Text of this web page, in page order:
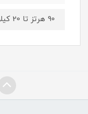
90 هرتز تا 20 کیلوهرتز هرتز